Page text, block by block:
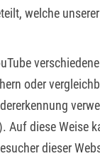
welche
oder
Auf diese Weise
dieser